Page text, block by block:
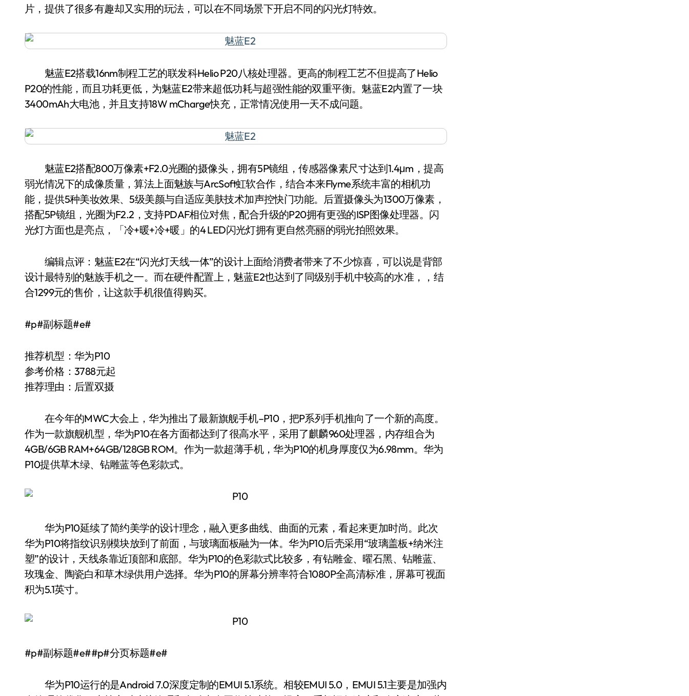
片，提供了很多有趣却又实用的玩法，可以在不同场景下开启不同的闪光灯特效。
魅蓝E2搭载16nm制程工艺的联发科Helio P20八核处理器。更高的制程工艺不但提高了Helio
P20的性能，而且功耗更低，为魅蓝E2带来超低功耗与超强性能的双重平衡。魅蓝E2内置了一块
3400mAh大电池，并且支持18W mCharge快充，正常情况使用一天不成问题。
魅蓝E2搭配800万像素+F2.0光圈的摄像头，拥有5P镜组，传感器像素尺寸达到1.4μm，提高
弱光情况下的成像质量，算法上面魅族与ArcSoft虹软合作，结合本来Flyme系统丰富的相机功
能，提供5种美妆效果、5级美颜与自适应美肤技术加声控快门功能。后置摄像头为1300万像素，
搭配5P镜组，光圈为F2.2，支持PDAF相位对焦，配合升级的P20拥有更强的ISP图像处理器。闪
光灯方面也是亮点，「冷+暖+冷+暖」的4 LED闪光灯拥有更自然亮丽的弱光拍照效果。
编辑点评：魅蓝E2在“闪光灯天线一体”的设计上面给消费者带来了不少惊喜，可以说是背部
设计最特别的魅族手机之一。而在硬件配置上，魅蓝E2也达到了同级别手机中较高的水准，，结
合1299元的售价，让这款手机很值得购买。
#p#副标题#e#
推荐机型：华为P10
参考价格：3788元起
推荐理由：后置双摄
在今年的MWC大会上，华为推出了最新旗舰手机–P10，把P系列手机推向了一个新的高度。
作为一款旗舰机型，华为P10在各方面都达到了很高水平，采用了麒麟960处理器，内存组合为
4GB/6GB RAM+64GB/128GB ROM。作为一款超薄手机，华为P10的机身厚度仅为6.98mm。华为
P10提供草木绿、钻雕蓝等色彩款式。
华为P10延续了简约美学的设计理念，融入更多曲线、曲面的元素，看起来更加时尚。此次
华为P10将指纹识别模块放到了前面，与玻璃面板融为一体。华为P10后壳采用“玻璃盖板+纳米注
塑”的设计，天线条靠近顶部和底部。华为P10的色彩款式比较多，有钻雕金、曜石黑、钻雕蓝、
玫瑰金、陶瓷白和草木绿供用户选择。华为P10的屏幕分辨率符合1080P全高清标准，屏幕可视面
积为5.1英寸。
#p#副标题#e##p#分页标题#e#
华为P10运行的是Android 7.0深度定制的EMUI 5.1系统。相较EMUI 5.0，EMUI 5.1主要是加强内